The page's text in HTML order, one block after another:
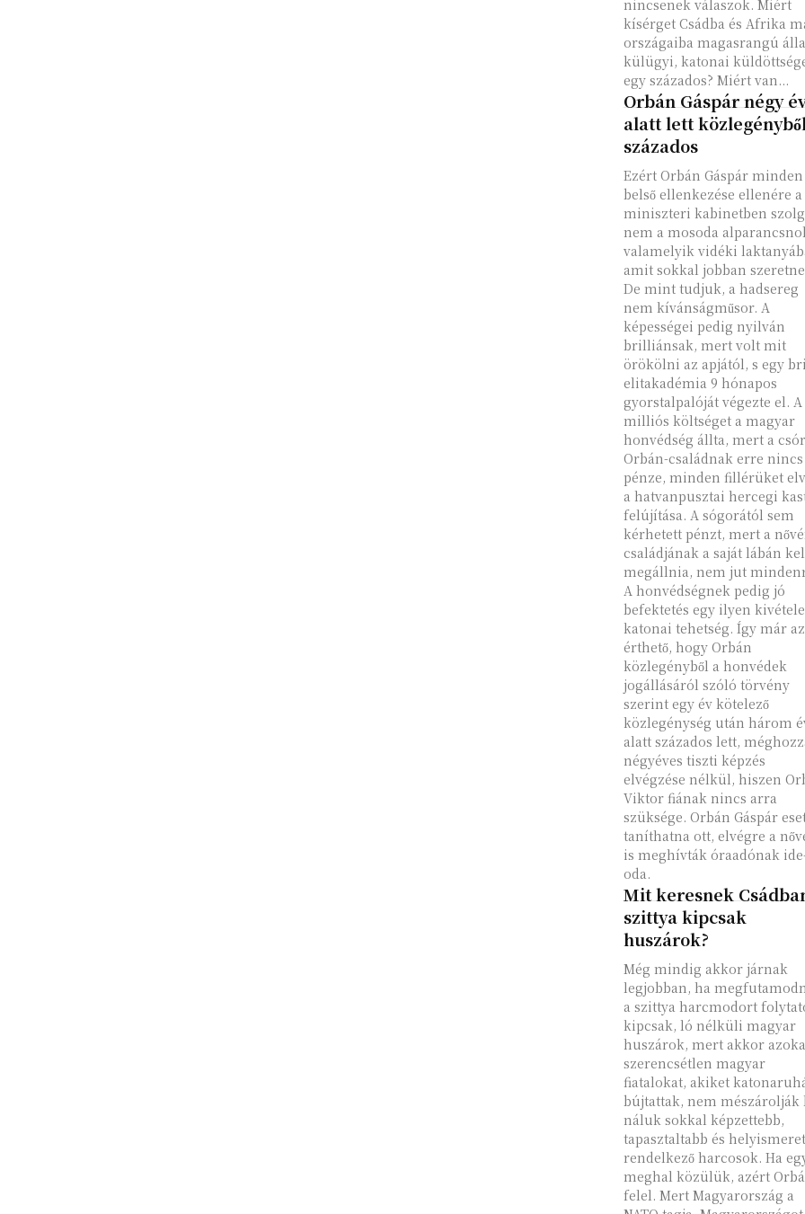
nincsenek válaszok. Miért
kísérget Csádba és Afrika
országaiba magasrangú
külügyi, katonai
egy százados? Miért van...
Orbán Gáspár négy
alatt lett közlegényből
százados
Ezért Orbán Gáspár minden
belső ellenkezése ellenére a
miniszteri kabinetben
nem a mosoda
valamelyik vidéki
amit sokkal jobban
De mint tudjuk, a hadsereg
nem kívánságműsor. A
képességei pedig nyilván
brilliánsak, mert volt mit
örökölni az apjától, s egy
elitakadémia 9 hónapos
gyorstalpalóját végezte el. A 40
milliós költséget a magyar
honvédség állta, mert a
Orbán-családnak erre nincs
pénze, minden fillérüket
a hatvanpusztai hercegi
felújítása. A sógorától sem
kérhetett pénzt, mert a
családjának a saját lábán
megállnia, nem jut
A honvédségnek pedig jó
befektetés egy ilyen
katonai tehetség. Így már az is
érthető, hogy Orbán
közlegényből a honvédek
jogállásáról szóló törvény
szerint egy év kötelező
közlegénység után három
alatt százados lett,
négyéves tiszti képzés
elvégzése nélkül, hiszen
Viktor fiának nincs arra
szüksége. Orbán Gáspár
taníthatna ott, elvégre a
is meghívták óraadónak
oda.
Mit keresnek
szittya kipcsak
huszárok?
Még mindig akkor járnak
legjobban, ha
a szittya harcmodort
kipcsak, ló nélküli magyar
huszárok, mert akkor
szerencsétlen magyar
fiatalokat, akiket
bújtattak, nem mészárolják
náluk sokkal képzettebb,
tapasztaltabb és
rendelkező harcosok. Ha
meghal közülük, azért
felel. Mert Magyarország a